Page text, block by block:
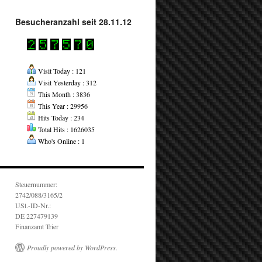
Besucheranzahl seit 28.11.12
Visit Today : 121
Visit Yesterday : 312
This Month : 3836
This Year : 29956
Hits Today : 234
Total Hits : 1626035
Who's Online : 1
Steuernummer:
2742/088/3165/2
USt.-ID-Nr.:
DE 227479139
Finanzamt Trier
Proudly powered by WordPress.